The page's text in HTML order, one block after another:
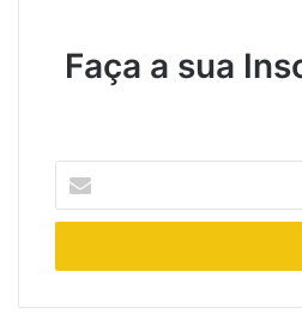
Faça a sua
seu
de